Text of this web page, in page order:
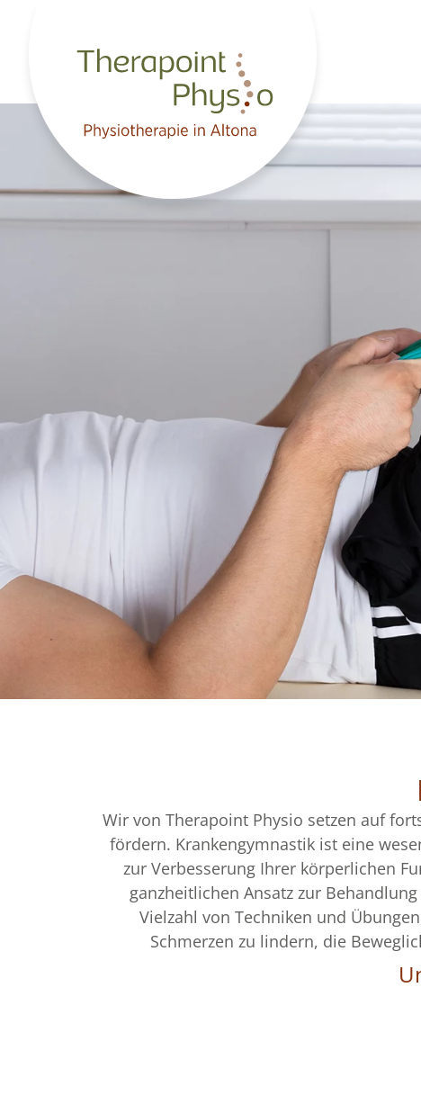
Wir von Therapoint Physio setzen auf
fördern. Krankengymnastik ist eine
zur Verbesserung Ihrer körperlichen
ganzheitlichen Ansatz zur
Vielzahl von Techniken und
Schmerzen zu lindern, die